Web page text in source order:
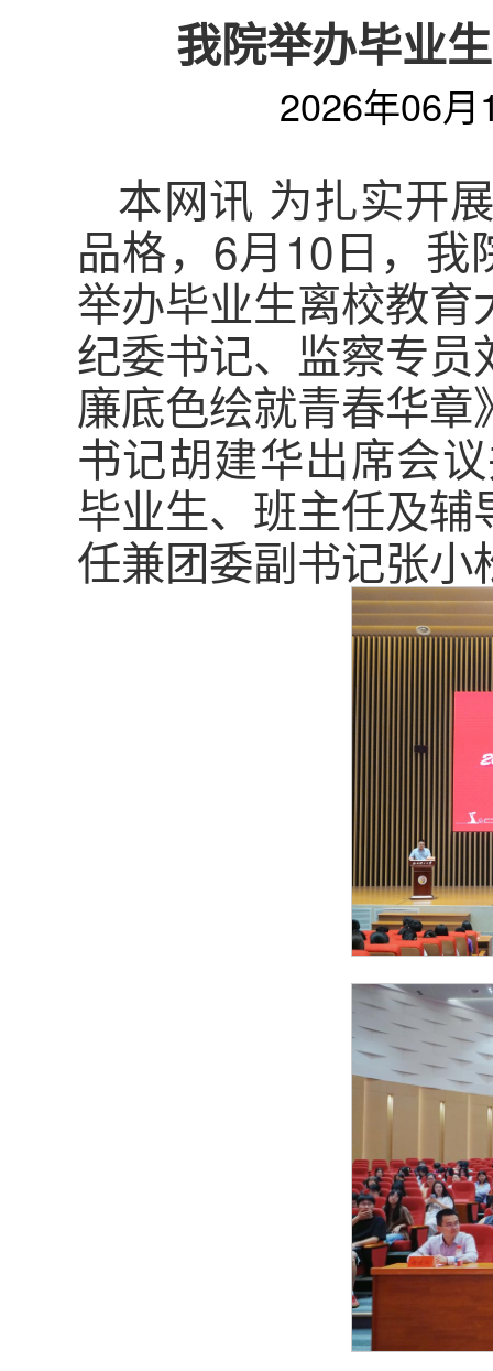
我院举办毕业
2026年06
本网讯 为扎实开
品格，6月10日，
举办毕业生离校教
纪委书记、监察专
廉底色绘就青春华
书记胡建华出席会
毕业生、班主任及
任兼团委副书记张小